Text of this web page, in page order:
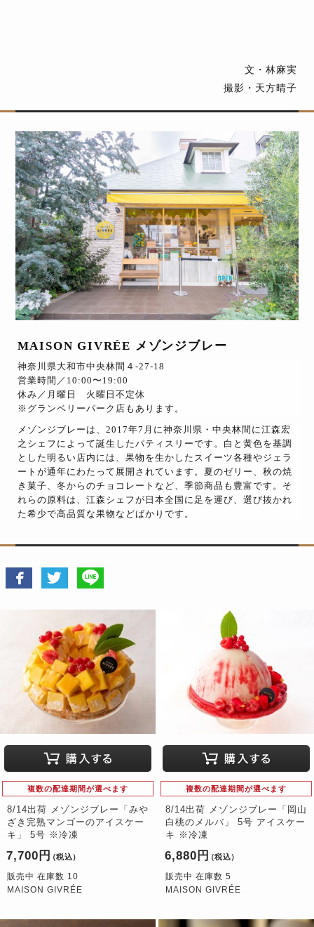
文・林麻実
撮影・天方晴子
MAISON GIVRÉE メゾンジブレー
神奈川県大和市中央林間４-27-18
営業時間／10:00〜19:00
休み／月曜日 火曜日不定休
※グランベリーパーク店もあります。
メゾンジブレーは、2017年7月に神奈川県・中央林間に江森宏
之シェフによって誕生したパティスリーです。白と黄色を基調
とした明るい店内には、果物を生かしたスイーツ各種やジェラ
ートが通年にわたって展開されています。夏のゼリー、秋の焼
き菓子、冬からのチョコレートなど、季節商品も豊富です。そ
れらの原料は、江森シェフが日本全国に足を運び、選び抜かれ
た希少で高品質な果物などばかりです。
複数の配達期間が選べます
8/14出荷 メゾンジブレー「みや
ざき完熟マンゴーのアイスケー
キ」 5号 ※冷凍
7,700円 （税込）
販売中 在庫数 10
MAISON GIVRÉE
複数の配達期間が選べます
8/14出荷 メゾンジブレー「岡山
白桃のメルバ」 5号 アイスケー
キ ※冷凍
6,880円 （税込）
販売中 在庫数 5
MAISON GIVRÉE